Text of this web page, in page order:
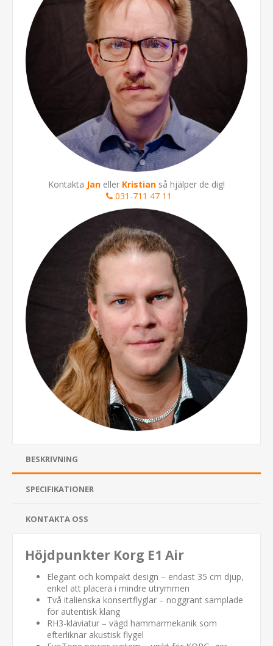
Kontakta Jan eller Kristian så hjälper de dig!
031-711 47 11
BESKRIVNING
SPECIFIKATIONER
KONTAKTA OSS
Höjdpunkter Korg E1 Air
Elegant och kompakt design – endast 35 cm djup,
enkel att placera i mindre utrymmen
Två italienska konsertflyglar – noggrant samplade
för autentisk klang
RH3-klaviatur – vägd hammarmekanik som
efterliknar akustisk flygel